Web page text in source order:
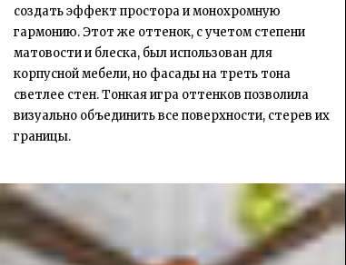
создать эффект простора и монохромную
гармонию. Этот же оттенок, с учетом степени
матовости и блеска, был использован для
корпусной мебели, но фасады на треть тона
светлее стен. Тонкая игра оттенков позволила
визуально объединить все поверхности, стерев их
границы.